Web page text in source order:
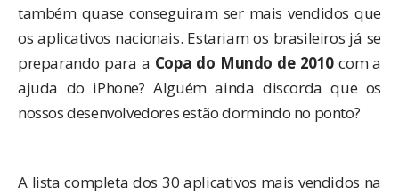
também quase conseguiram ser mais vendidos que
os aplicativos nacionais. Estariam os brasileiros já se
preparando para a Copa do Mundo de 2010 com a
ajuda do iPhone? Alguém ainda discorda que os
nossos desenvolvedores estãodormindo no ponto?
A lista completa dos 30 aplicativos mais vendidos na